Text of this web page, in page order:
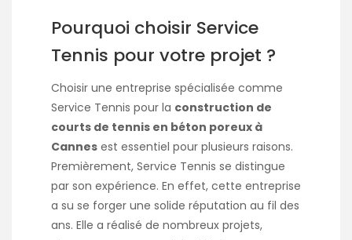
Pourquoi choisir Service
Tennis pour votre projet ?
Choisir une entreprise spécialisée comme
Service Tennis pour la construction de
courts de tennis en béton poreux à
Cannes est essentiel pour plusieurs raisons.
Premièrement, Service Tennis se distingue
par son expérience. En effet, cette entreprise
a su se forger une solide réputation au fil des
ans. Elle a réalisé de nombreux projets,